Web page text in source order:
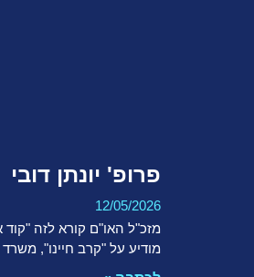
פרופ' יונתן דובי
12/05/2026
מזכ"ל האו"ם קורא לזה
מודיע על "קרב חיינו",